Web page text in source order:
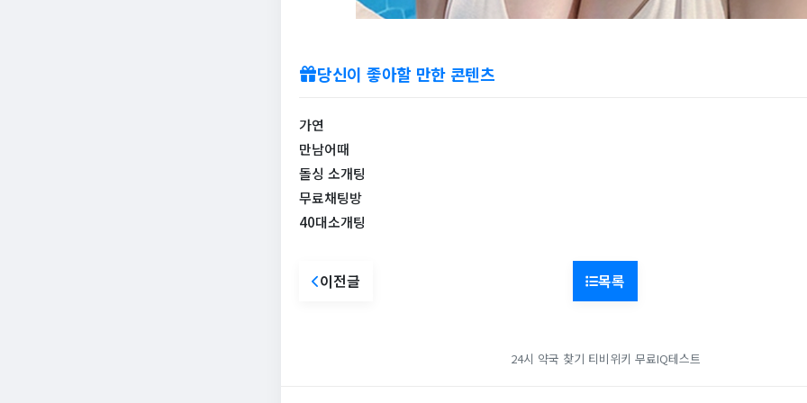
당신이 좋아할 만한 콘텐츠
가연
만남어때
돌싱 소개팅
무료채팅방
40대소개팅
이전글 목록
24시 약국 찾기 티비위키 무료IQ테스트